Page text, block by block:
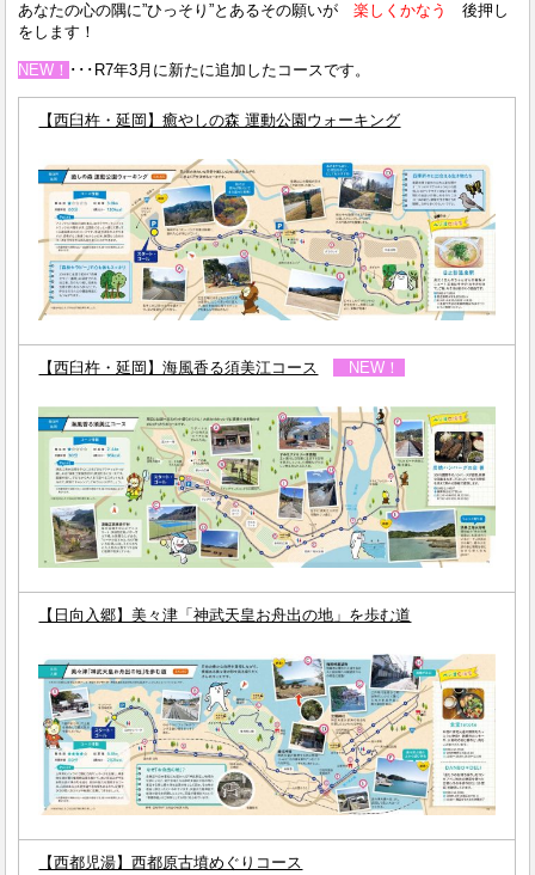
あなたの心の隅に”ひっそり”とあるその願いが楽しくかなう
後押し
をします！
NEW！ ･･･R7年3月に新たに追加したコースです。
【西臼杵・延岡】癒やしの森 運動公園ウォーキング
【西臼杵・延岡】海風香る須美江コース NEW！
【日向入郷】美々津「神武天皇お舟出の地」を歩む道
【西都児湯】西都原古墳めぐりコース